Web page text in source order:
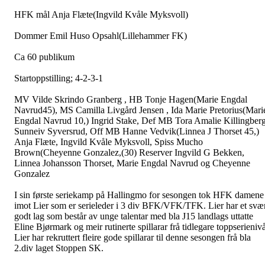
HFK mål Anja Flæte(Ingvild Kvåle Myksvoll)
Dommer Emil Huso Opsahl(Lillehammer FK)
Ca 60 publikum
Startoppstilling; 4-2-3-1
MV Vilde Skrindo Granberg , HB Tonje Hagen(Marie Engdal
Navrud45), MS Camilla Livgård Jensen , Ida Marie
Engdal Navrud 10,) Ingrid Stake, Def MB Tora Amalie
Sunneiv Syversrud, Off MB Hanne Vedvik(Linnea J Thorset 45,)
Anja Flæte, Ingvild Kvåle Myksvoll, Spiss Mucho
Brown(Cheyenne Gonzalez,(30) Reserver Ingvild G Bekken,
Linnea Johansson Thorset, Marie Engdal Navrud og Cheyenne
Gonzalez
I sin første seriekamp på Hallingmo for sesongen tok HFK damene
imot Lier som er serieleder i 3 div BFK/VFK/TFK. Lier har et
godt lag som består av unge talentar med bla J15 landlags uttatte
Eline Bjørmark og meir rutinerte spillarar frå tidlegare
Lier har rekruttert fleire gode spillarar til denne sesongen frå bla
2.div laget Stoppen SK.